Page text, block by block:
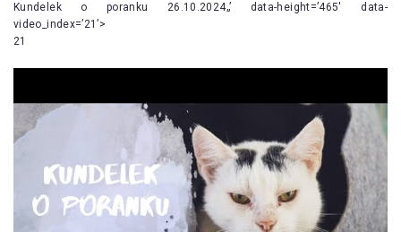
Kundelek o poranku 26.10.2024„’ data-height=’465′ data-
video_index=’21’>
21